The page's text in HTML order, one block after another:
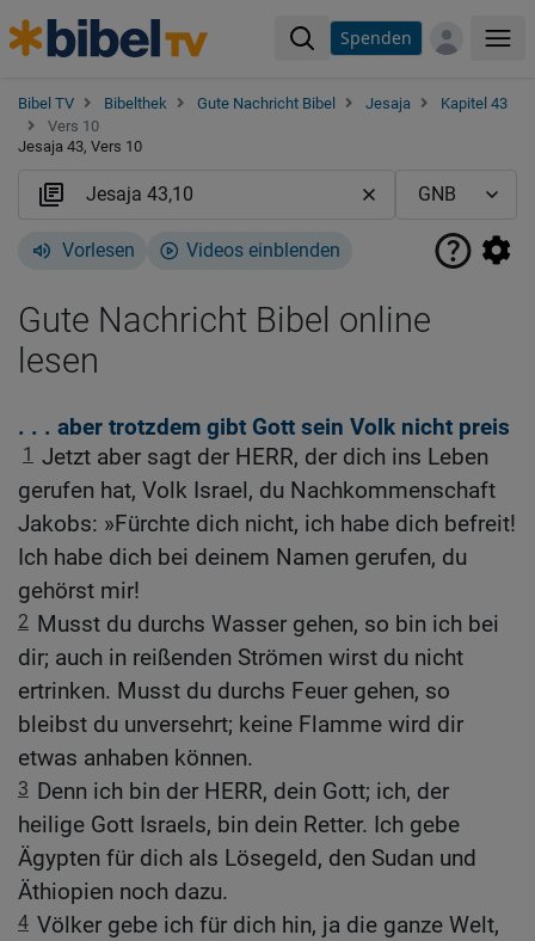
Spenden
Bibel TV Bibelthek Gute Nachricht Bibel Jesaja
Kapitel 43
Vers 10
Jesaja 43, Vers 10
Vorlesen Videos einblenden
Gute Nachricht Bibel online
lesen
. . . aber trotzdem gibt Gott sein Volk nicht preis
1 Jetzt aber sagt der HERR, der dich ins Leben
gerufen hat, Volk Israel, du Nachkommenschaft
Jakobs: »Fürchte dich nicht, ich habe dich befreit!
Ich habe dich bei deinem Namen gerufen, du
gehörst mir!
2 Musst du durchs Wasser gehen, so bin ich bei
dir; auch in reißenden Strömen wirst du nicht
ertrinken. Musst du durchs Feuer gehen, so
bleibst du unversehrt; keine Flamme wird dir
etwas anhaben können.
3 Denn ich bin der HERR, dein Gott; ich, der
heilige Gott Israels, bin dein Retter. Ich gebe
Ägypten für dich als Lösegeld, den Sudan und
Äthiopien noch dazu.
4 Völker gebe ich für dich hin, ja die ganze Welt,